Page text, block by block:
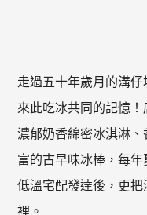
走過五十年歲月的溝
來此吃冰共同的記憶
濃郁奶香綿密冰淇淋
富的古早味冰棒，每
低溫宅配發達後，更
裡。